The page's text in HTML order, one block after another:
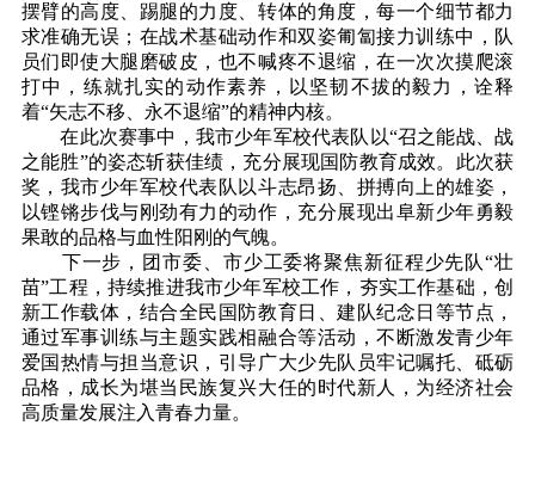
摆臂的高度、踢腿的力度、转体的角度，每一个细节都力
求准确无误；在战术基础动作和双姿匍匐接力训练中，队
员们即使大腿磨破皮，也不喊疼不退缩，在一次次摸爬滚
打中，练就扎实的动作素养，以坚韧不拔的毅力，诠释
着“矢志不移、永不退缩”的精神内核。
在此次赛事中，我市少年军校代表队以“召之能战、战
之能胜”的姿态斩获佳绩，充分展现国防教育成效。此次获
奖，我市少年军校代表队以斗志昂扬、拼搏向上的雄姿，
以铿锵步伐与刚劲有力的动作，充分展现出阜新少年勇毅
果敢的品格与血性阳刚的气魄。‌
下一步，团市委、市少工委将聚焦新征程少先队“壮
苗”工程，持续推进我市少年军校工作，夯实工作基础，创
新工作载体，结合全民国防教育日、建队纪念日等节点，
通过军事训练与主题实践相融合等活动，不断激发青少年
爱国热情与担当意识，引导广大少先队员牢记嘱托、砥砺
品格，成长为堪当民族复兴大任的时代新人，为经济社会
高质量发展注入青春力量。